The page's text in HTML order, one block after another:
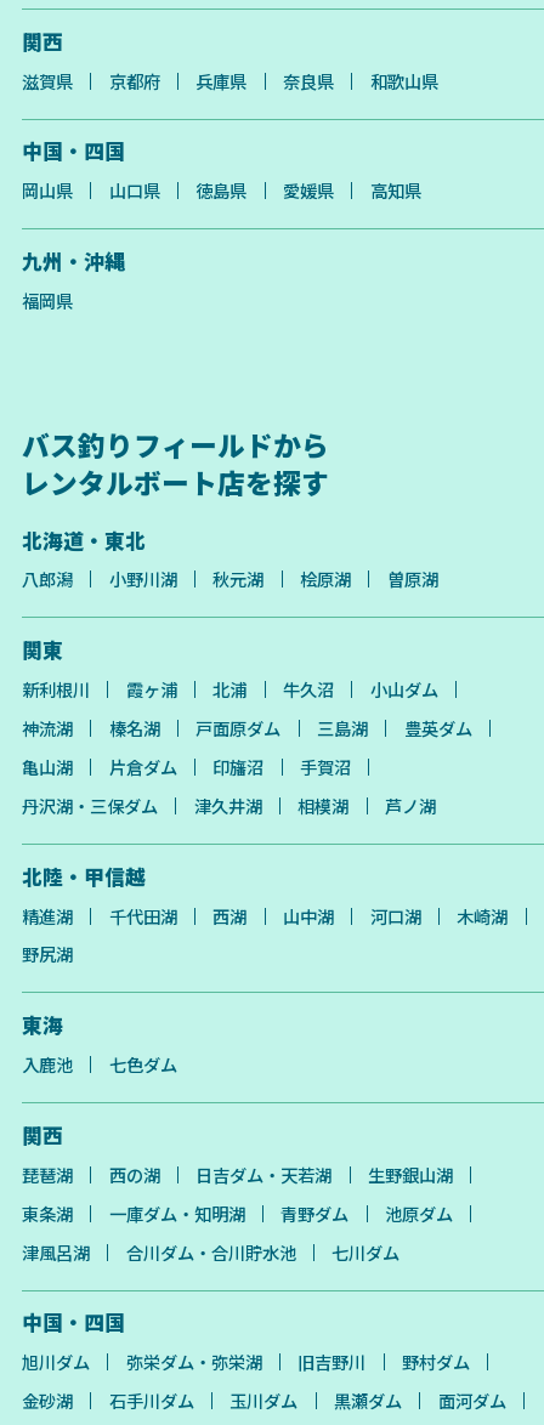
関西
滋賀県 京都府 兵庫県 奈良県 和歌山県
中国・四国
岡山県 山口県 徳島県 愛媛県 高知県
九州・沖縄
福岡県
バス釣りフィールドから
レンタルボート店を探す
北海道・東北
八郎潟 小野川湖 秋元湖 桧原湖 曽原湖
関東
新利根川 霞ヶ浦 北浦 牛久沼
小山ダム
神流湖
榛名湖 戸面原ダム 三島湖
豊英ダム
亀山湖
片倉ダム 印旛沼
手賀沼
丹沢湖・三保ダム
津久井湖 相模湖 芦ノ湖
北陸・甲信越
精進湖 千代田湖 西湖 山中湖 河口湖
木崎湖
野尻湖
東海
入鹿池 七色ダム
関西
琵琶湖 西の湖 日吉ダム・天若湖
生野銀山湖
東条湖
一庫ダム・知明湖 青野ダム
池原ダム
津風呂湖
合川ダム・合川貯水池 七川ダム
中国・四国
旭川ダム 弥栄ダム・弥栄湖 旧吉野川
野村ダム
金砂湖
石手川ダム 玉川ダム 黒瀬ダム
面河ダム